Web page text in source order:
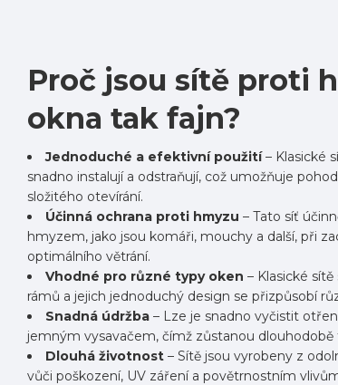
Proč jsou sítě proti
okna tak fajn?
Jednoduché a efektivní použití– Klasické
snadno instalují a odstraňují, což umožňuje
složitého otevírání.
Účinná ochrana proti hmyzu – Tato síť
hmyzem, jako jsou komáři, mouchy a další, při
optimálního větrání.
Vhodné pro různé typy oken – Klasické
rámů a jejich jednoduchý design se přizpůsobí
Snadná údržba – Lze je snadno vyčistit
jemným vysavačem, čímž zůstanou
Dlouhá životnost – Sítě jsou vyrobeny z
vůči poškození, UV záření a povětrnostním